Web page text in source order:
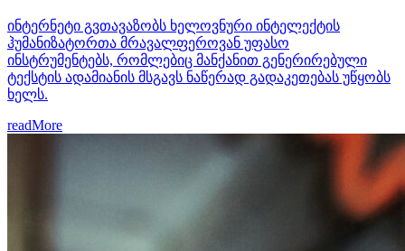
ინტერნეტი გვთავაზობს ხელოვნური ინტელექტის
ჰუმანიზატორთა მრავალფეროვან უფასო
ინსტრუმენტებს, რომლებიც მანქანით გენერირებული
ტექსტის ადამიანის მსგავს ნაწერად გადაკეთებას უწყობს
ხელს.
readMore